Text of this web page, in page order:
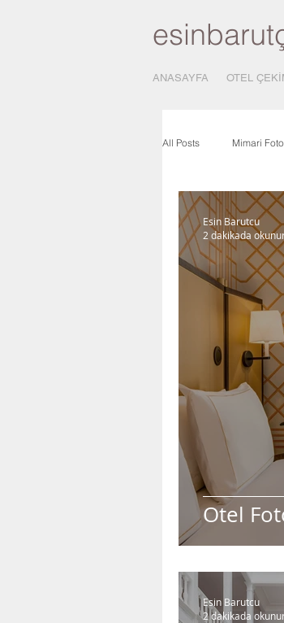
ANASAYFA OTEL
All Posts Mimari
Mimari Fotograf
Otel
Esin Barutcu
2 dakikada
Esin Barutcu
2 dakikada